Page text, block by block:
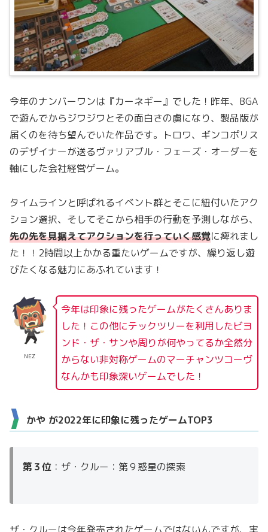
今年のナンバーワンは『カーネギー』でした！昨年、BGA
で遊んでからジワジワとその面白さの虜になり、製品版が
届くのを待ち望んでいた作品です。トロワ、ギンコポリス
のデザイナーが送るヴァリアブル・フェーズ・オーダーを
軸にした会社経営ゲーム。
タイムラインと呼ばれるイベント群とそこに紐付いたアク
ション選択、そしてそこから相手の行動を予測しながら、
先の先を見据えてアクションを行っていく感覚に痺れまし
た！！2時間以上かかる重たいゲームですが、繰り返し遊
びたくなる魅力にあふれています！
NEZ
今年は印象に残ったゲームがたくさんありま
した！この他にテックツリーを利用したビヨ
ンド・ザ・サンや周りが何やってるか全然分
からない非対称ゲームのマーチャンツコーヴ
なんかも印象深いゲームでした！
かや が2022年に印象に残ったゲームTOP3
第３位 ：ザ・クルー：第９惑星の探索